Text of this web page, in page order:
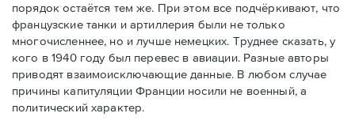
порядок остаётся тем же. При этом все подчёркивают, что
французские танки и артиллерия были не только
многочисленнее, но и лучше немецких. Труднее сказать, у
кого в 1940 году был перевес в авиации. Разные авторы
приводят взаимоисключающие данные. В любом случае
причины капитуляции Франции носили не военный, а
политический характер.